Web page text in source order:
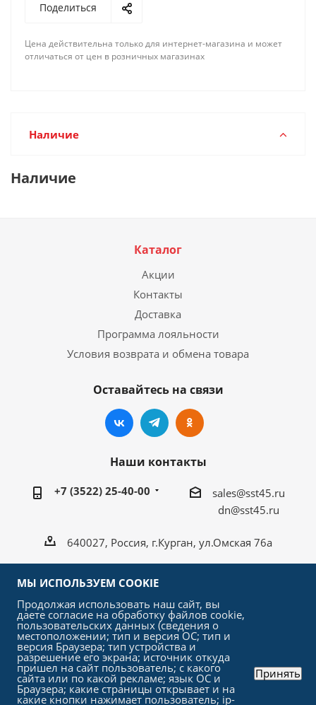
Поделиться
Цена действительна только для интернет-магазина и может
отличаться от цен в розничных магазинах
Наличие
Наличие
Каталог
Акции
Контакты
Доставка
Программа лояльности
Условия возврата и обмена товара
Оставайтесь на связи
Наши контакты
+7 (3522) 25-40-00
sales@sst45.ru
dn@sst45.ru
640027, Россия, г.Курган, ул.Омская 76а
2026 © «СтройСельхозТорг»
Быстро с 1С-Битрикс
МЫ ИСПОЛЬЗУЕМ COOKIE
Продолжая использовать наш сайт, вы
даете согласие на обработку файлов cookie,
пользовательских данных (сведения о
местоположении; тип и версия ОС; тип и
версия Браузера; тип устройства и
разрешение его экрана; источник откуда
пришел на сайт пользователь; с какого
сайта или по какой рекламе; язык ОС и
Браузера; какие страницы открывает и на
какие кнопки нажимает пользователь; ip-
Принять